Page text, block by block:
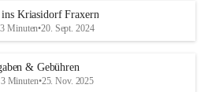
Kriasidorf Fraxern
Minuten•20. Sept. 2024
& Gebühren
Minuten•25. Nov. 2025